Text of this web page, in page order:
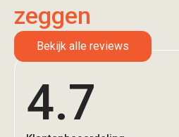
zeggen
Bekijk alle reviews
4.7